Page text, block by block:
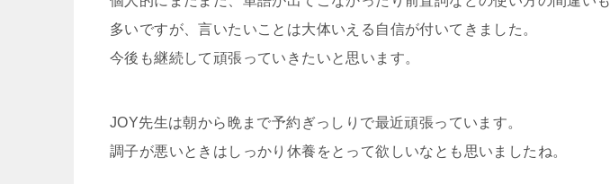
多いですが、言いたいことは大体いえる自信が付いてきました。
今後も継続して頑張っていきたいと思います。
JOY先生は朝から晩まで予約ぎっしりで最近頑張っています。
調子が悪いときはしっかり休養をとって欲しいなとも思いましたね。